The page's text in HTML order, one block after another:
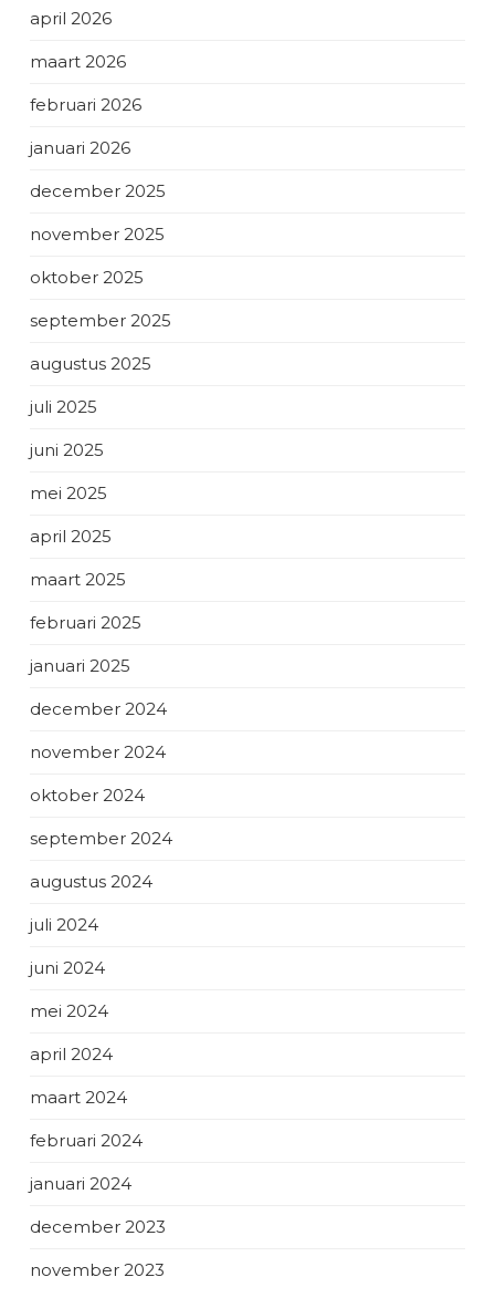
april 2026
maart 2026
februari 2026
januari 2026
december 2025
november 2025
oktober 2025
september 2025
augustus 2025
juli 2025
juni 2025
mei 2025
april 2025
maart 2025
februari 2025
januari 2025
december 2024
november 2024
oktober 2024
september 2024
augustus 2024
juli 2024
juni 2024
mei 2024
april 2024
maart 2024
februari 2024
januari 2024
december 2023
november 2023